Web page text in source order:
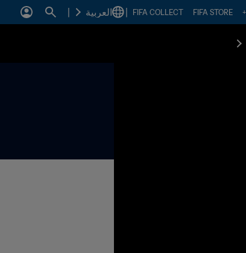
FIFA STORE
FIFA COLLECT العربية